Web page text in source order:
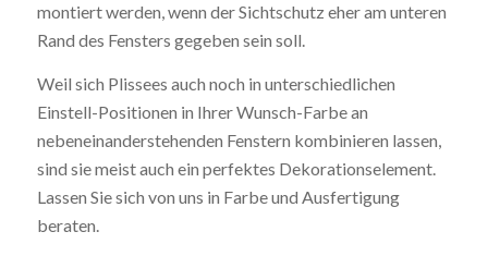
montiert werden, wenn der Sichtschutz eher am unteren
Rand des Fensters gegeben sein soll.
Weil sich Plissees auch noch in unterschiedlichen
Einstell-Positionen in Ihrer Wunsch-Farbe an
nebeneinanderstehenden Fenstern kombinieren lassen,
sind sie meist auch ein perfektes Dekorationselement.
Lassen Sie sich von uns in Farbe und Ausfertigung
beraten.